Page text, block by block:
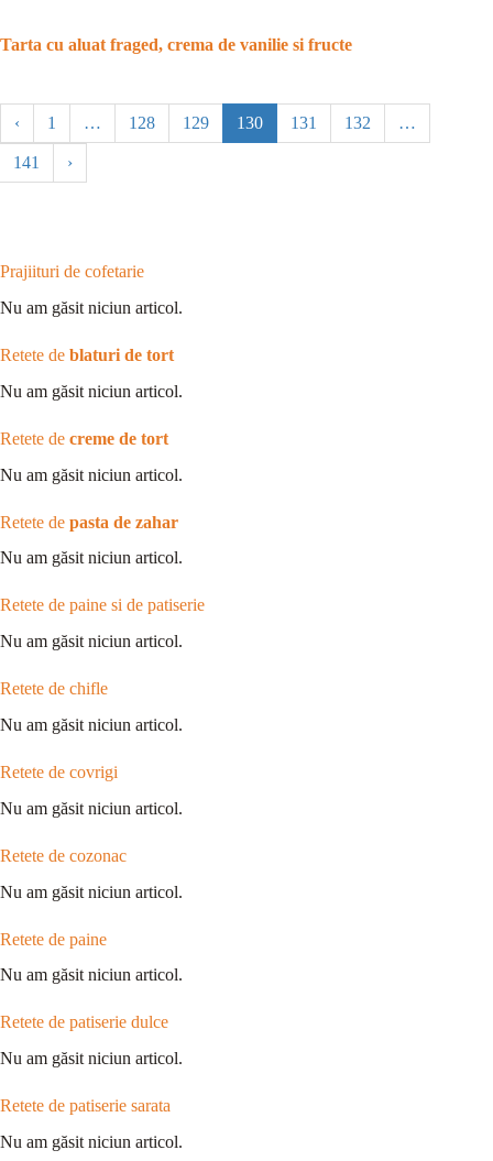
Tarta cu aluat fraged, crema de vanilie si fructe
‹ 1 … 128 129 130 131 132 …
141 ›
Prajiituri de cofetarie
Nu am găsit niciun articol.
Retete de blaturi de tort
Nu am găsit niciun articol.
Retete de creme de tort
Nu am găsit niciun articol.
Retete de pasta de zahar
Nu am găsit niciun articol.
Retete de paine si de patiserie
Nu am găsit niciun articol.
Retete de chifle
Nu am găsit niciun articol.
Retete de covrigi
Nu am găsit niciun articol.
Retete de cozonac
Nu am găsit niciun articol.
Retete de paine
Nu am găsit niciun articol.
Retete de patiserie dulce
Nu am găsit niciun articol.
Retete de patiserie sarata
Nu am găsit niciun articol.